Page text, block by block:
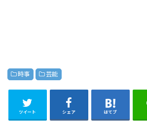
時事 芸能
ツイート シェア はてブ